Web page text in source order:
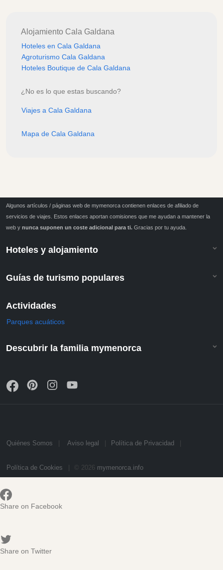
Alojamiento Cala Galdana
Hoteles en Cala Galdana
Agroturismo Cala Galdana
Hoteles Boutique de Cala Galdana
¿No es lo que estas buscando?
Viajes a Cala Galdana
Mapa de Cala Galdana
Algunos artículos / páginas web de mymenorca contienen enlaces de afiliado de
servicios de viajes. Estos enlaces aportan comisiones que me ayudan a mantener la
web y nunca suponen un coste adicional para ti. Gracias por tu ayuda.
Hoteles y alojamiento
Guías de turismo populares
Actividades
Parques acuáticos
Descubrir la familia mymenorca
Quiénes Somos Aviso legal Política de Privacidad
Política de Cookies © 2026 mymenorca.info
Share on Facebook
Share on Twitter